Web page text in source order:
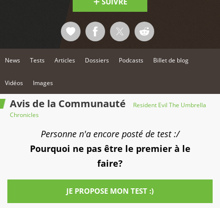
News Tests Articles Dossiers Podcasts Billet de blog
Vidéos Images
Avis de la Communauté
Resident Evil The Umbrella
Chronicles
Personne n'a encore posté de test :/
Pourquoi ne pas être le premier à le
faire?
JE PROPOSE MON TEST :)